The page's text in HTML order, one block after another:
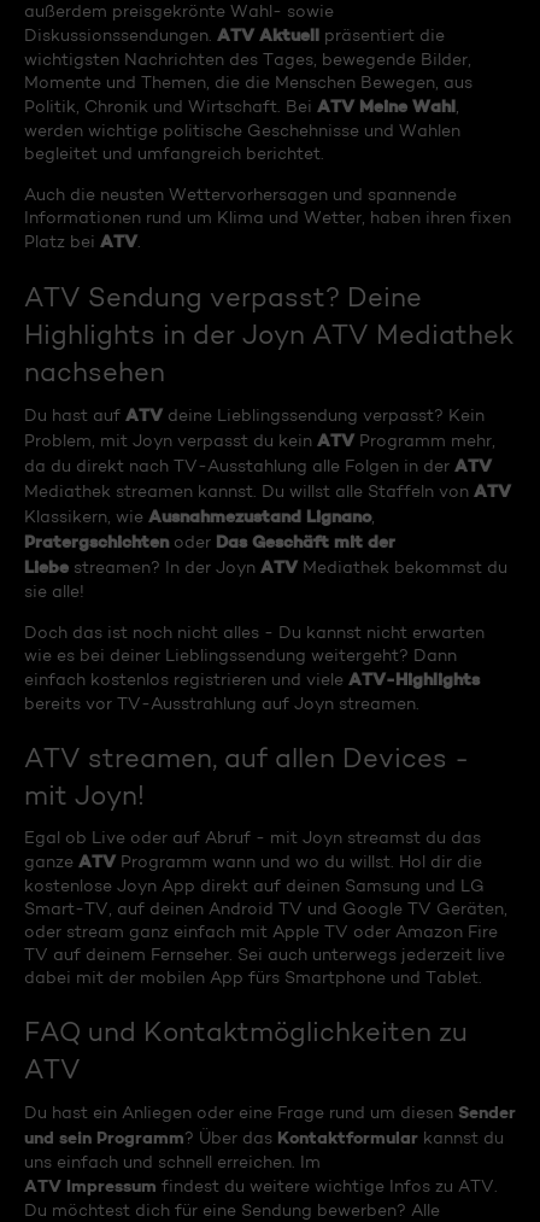
außerdem preisgekrönte Wahl- sowie
Diskussionssendungen. ATV Aktuell präsentiert die
wichtigsten Nachrichten des Tages, bewegende Bilder,
Momente und Themen, die die Menschen Bewegen, aus
Politik, Chronik und Wirtschaft. Bei ATV Meine Wahl
werden wichtige politische Geschehnisse und Wahlen
begleitet und umfangreich berichtet.
Auch die neusten Wettervorhersagen und spannende
Informationen rund um Klima und Wetter, haben ihren fixen
Platz bei ATV
ATV Sendung verpasst? Deine
Highlights in der Joyn ATV Mediathek
nachsehen
Du hast auf ATV deine Lieblingssendung verpasst? Kein
Problem, mit Joyn verpasst du kein ATV Programm mehr,
da du direkt nach TV-Ausstahlung alle Folgen in der ATV
Mediathek streamen kannst. Du willst alle Staffeln von ATV
Klassikern, wie Ausnahmezustand Lignano,
Pratergschichtenoder Das Geschäft mit der
Liebe streamen? In der Joyn ATV Mediathek bekommst du
sie alle!
Doch das ist noch nicht alles - Du kannst nicht erwarten
wie es bei deiner Lieblingssendung weitergeht? Dann
einfach kostenlos registrieren und viele ATV-Highlights
bereits vor TV-Ausstrahlung auf Joyn streamen.
ATV streamen, auf allen Devices -
mit Joyn!
Egal ob Live oder auf Abruf - mit Joyn streamst du das
ganze ATV Programm wann und wo du willst. Hol dir die
kostenlose Joyn App direkt auf deinen Samsung und LG
Smart-TV, auf deinen Android TV und Google TV Geräten,
oder stream ganz einfach mit Apple TV oder Amazon Fire
TV auf deinem Fernseher. Sei auch unterwegs jederzeit live
dabei mit der mobilen App fürs Smartphone und Tablet.
FAQ und Kontaktmöglichkeiten zu
ATV
Du hast ein Anliegen oder eine Frage rund um diesen Sender
und sein Programm? Über das Kontaktformular kannst du
uns einfach und schnell erreichen. Im
ATV Impressum findest du weitere wichtige Infos zu ATV.
Du möchtest dich für eine Sendung bewerben? Alle